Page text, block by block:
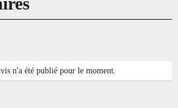
n'a été publié pour le moment.